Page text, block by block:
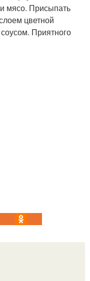
мясо. Присыпать
цветной
Приятного